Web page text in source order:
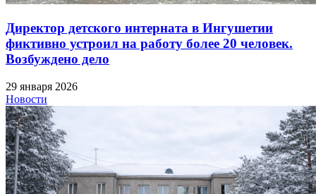
Директор детского интерната в Ингушетии
фиктивно устроил на работу более 20 человек.
Возбуждено дело
29 января 2026
Новости